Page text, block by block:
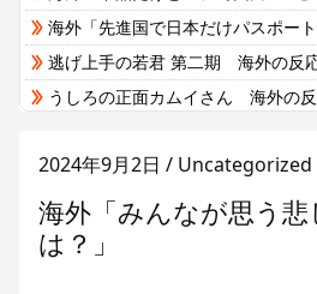
逃げ上手の若君 第二期 海外の反
うしろの正面カムイさん 海外の
ヤニねこ 海外の反応・感想
令和のダラさん 海外の反応・感想
2024年9月2日 / Uncategorized
海外「みんなが思う悲
は？」